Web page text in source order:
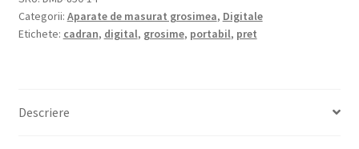
Categorii: Aparate de masurat grosimea, Digitale
Etichete: cadran, digital, grosime, portabil, pret
Descriere